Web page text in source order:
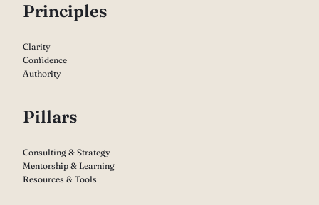
Principles
Clarity
Confidence
Authority
Pillars
Consulting & Strategy
Mentorship & Learning
Resources & Tools